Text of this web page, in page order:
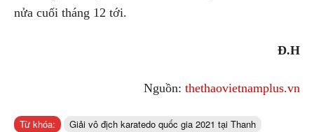
nửa cuối tháng 12 tới.
Đ.H
Nguồn: thethaovietnamplus.vn
Từ khóa: Giải vô địch karatedo quốc gia 2021 tại Thanh